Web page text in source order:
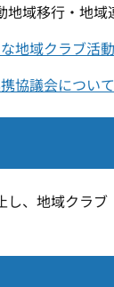
域移行・地域
地域クラブ
協議会につい
、地域クラ